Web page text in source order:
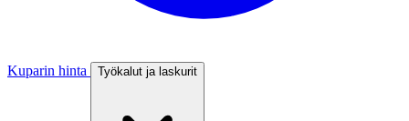
Kuparin hinta Työkalut ja laskurit